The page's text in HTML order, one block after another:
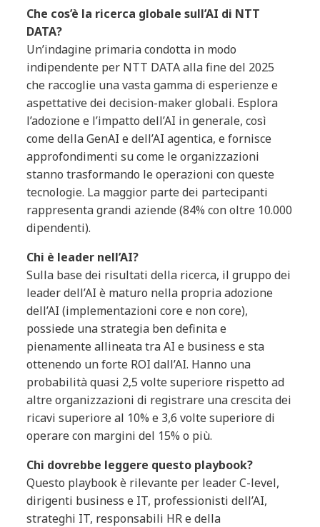
Che cos’è la ricerca globale sull’AI di NTT
DATA?
Un’indagine primaria condotta in modo
indipendente per NTT DATA alla fine del 2025
che raccoglie una vasta gamma di esperienze e
aspettative dei decision-maker globali. Esplora
l’adozione e l’impatto dell’AI in generale, così
come della GenAI e dell’AI agentica, e fornisce
approfondimenti su come le organizzazioni
stanno trasformando le operazioni con queste
tecnologie. La maggior parte dei partecipanti
rappresenta grandi aziende (84% con oltre 10.000
dipendenti).
Chi è leader nell’AI?
Sulla base dei risultati della ricerca, il gruppo dei
leader dell’AI è maturo nella propria adozione
dell’AI (implementazioni core e non core),
possiede una strategia ben definita e
pienamente allineata tra AI e business e sta
ottenendo un forte ROI dall’AI. Hanno una
probabilità quasi 2,5 volte superiore rispetto ad
altre organizzazioni di registrare una crescita dei
ricavi superiore al 10% e 3,6 volte superiore di
operare con margini del 15% o più.
Chi dovrebbe leggere questo playbook?
Questo playbook è rilevante per leader C-level,
dirigenti business e IT, professionisti dell’AI,
strateghi IT, responsabili HR e della